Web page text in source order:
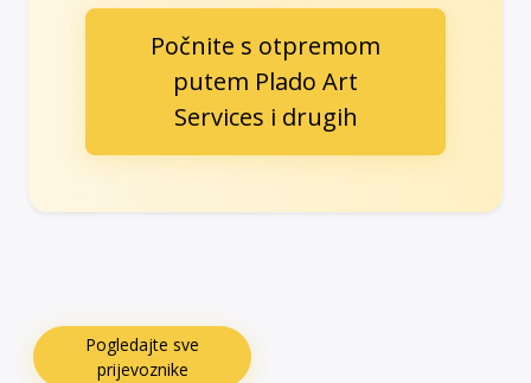
Počnite s otpremom
putem Plado Art
Services i drugih
Pogledajte sve
prijevoznike